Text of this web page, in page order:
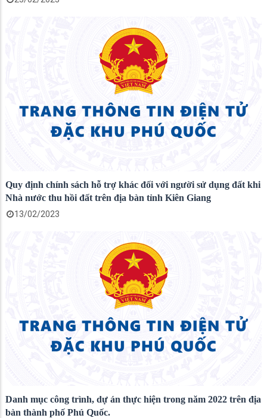
Quy định chính sách hỗ trợ khác đối với người sử dụng đất khi
Nhà nước thu hồi đất trên địa bàn tỉnh Kiên Giang
13/02/2023
Danh mục công trình, dự án thực hiện trong năm 2022 trên địa
bàn thành phố Phú Quốc.